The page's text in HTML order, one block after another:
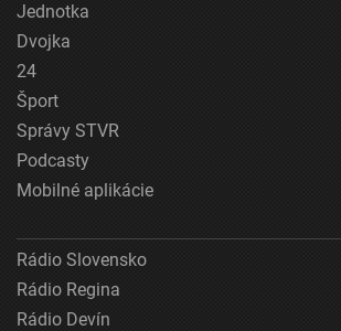
Jednotka
Dvojka
24
Šport
Správy STVR
Podcasty
Mobilné aplikácie
Rádio Slovensko
Rádio Regina
Rádio Devín